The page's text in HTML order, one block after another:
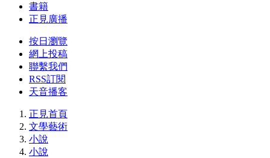
書籍
正見廣播
按日瀏覽
網上投稿
聯繫我們
RSS訂閱
天音播客
正見首頁
文學藝術
小說
小說